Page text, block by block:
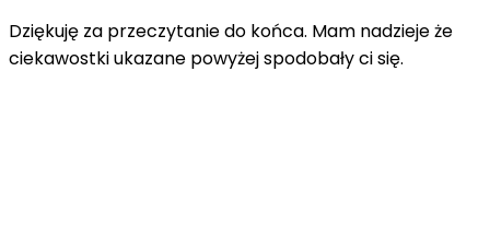
Dziękuję za przeczytanie do końca. Mam nadzieje że
ciekawostki ukazane powyżej spodobały ci się.